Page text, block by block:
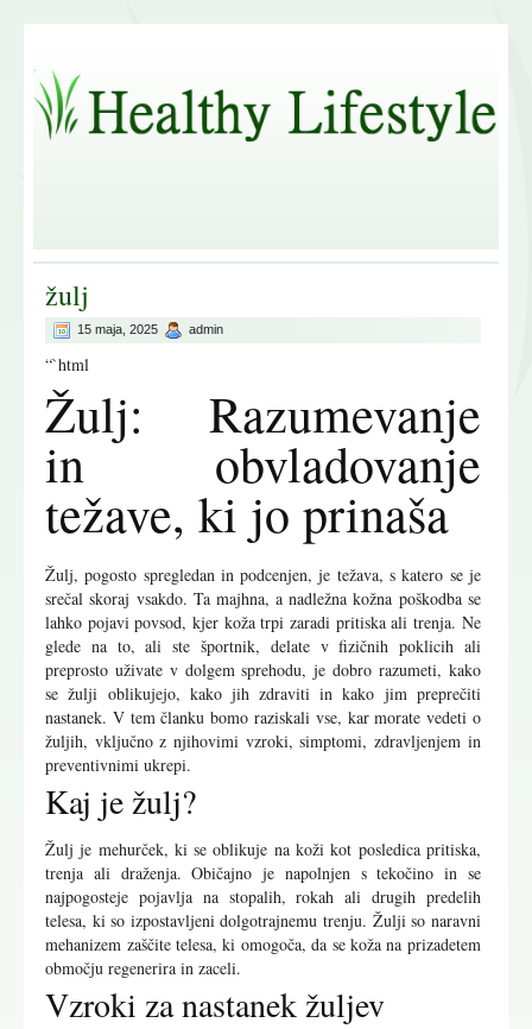
žulj
15 maja, 2025 admin
“`html
Žulj: Razumevanje
in obvladovanje
težave, ki jo prinaša
Žulj, pogosto spregledan in podcenjen, je težava, s katero se je
srečal skoraj vsakdo. Ta majhna, a nadležna kožna poškodba se
lahko pojavi povsod, kjer koža trpi zaradi pritiska ali trenja. Ne
glede na to, ali ste športnik, delate v fizičnih poklicih ali
preprosto uživate v dolgem sprehodu, je dobro razumeti, kako
se žulji oblikujejo, kako jih zdraviti in kako jim preprečiti
nastanek. V tem članku bomo raziskali vse, kar morate vedeti o
žuljih, vključno z njihovimi vzroki, simptomi, zdravljenjem in
preventivnimi ukrepi.
Kaj je žulj?
Žulj je mehurček, ki se oblikuje na koži kot posledica pritiska,
trenja ali draženja. Običajno je napolnjen s tekočino in se
najpogosteje pojavlja na stopalih, rokah ali drugih predelih
telesa, ki so izpostavljeni dolgotrajnemu trenju. Žulji so naravni
mehanizem zaščite telesa, ki omogoča, da se koža na prizadetem
območju regenerira in zaceli.
Vzroki za nastanek žuljev